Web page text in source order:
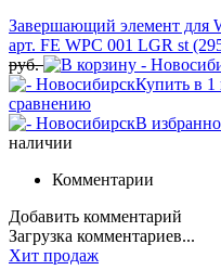
Завершающий элемент для
арт. FE WPC 001 LGR st
руб.
Купить в 1
сравнению
В
наличии
Комментарии
Добавить комментарий
Загрузка комментариев...
Хит продаж